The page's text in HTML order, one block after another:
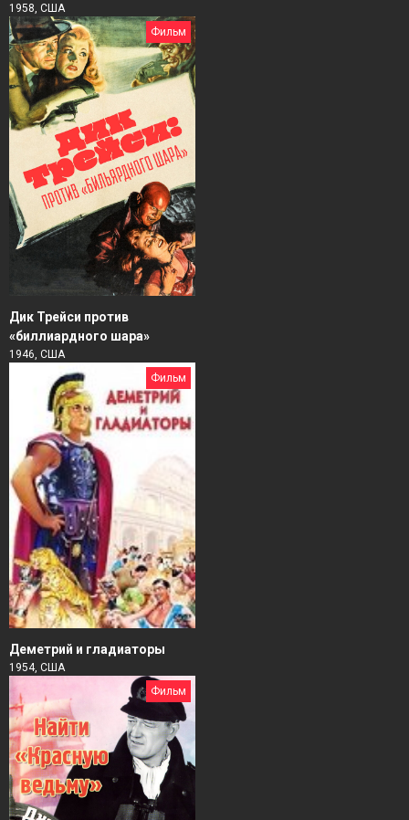
1958, США
Фильм
Дик Трейси против
«биллиардного шара»
1946, США
Фильм
Деметрий и гладиаторы
1954, США
Фильм